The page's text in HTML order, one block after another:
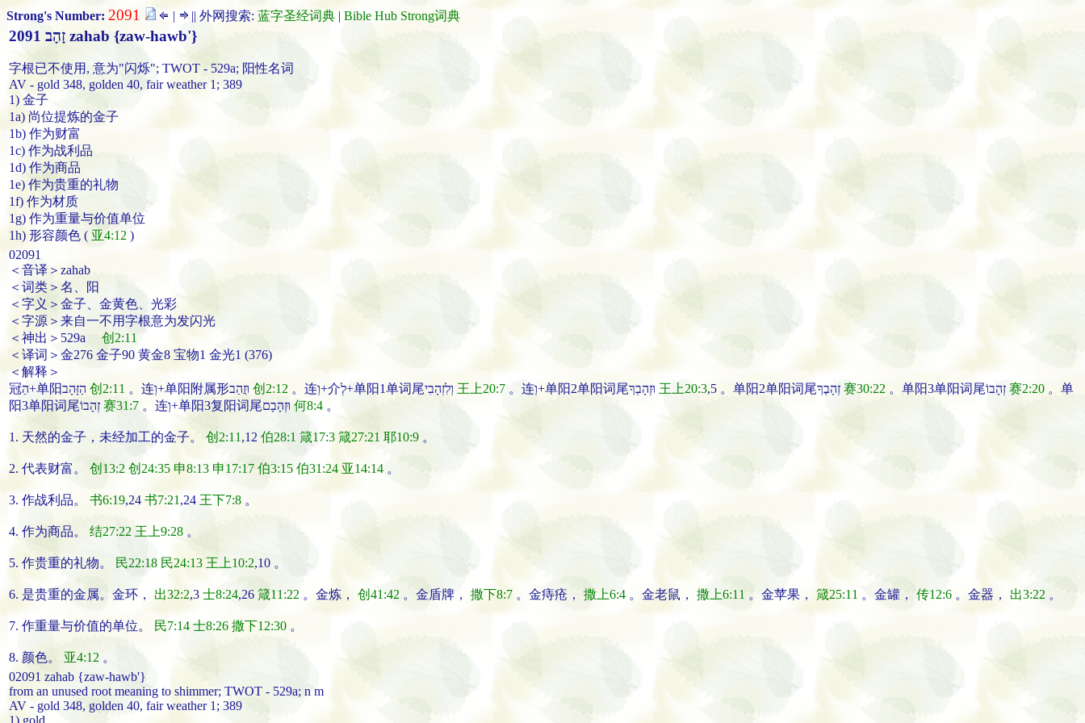
Strong's Number: 2091 | || 外网搜索: 蓝字圣经词典 | Bible Hub Strong词典
2091 זָהָב zahab {zaw-hawb'}
字根已不使用, 意为"闪烁"; TWOT - 529a; 阳性名词
AV - gold 348, golden 40, fair weather 1; 389
1) 金子
1a) 尚位提炼的金子
1b) 作为财富
1c) 作为战利品
1d) 作为商品
1e) 作为贵重的礼物
1f) 作为材质
1g) 作为重量与价值单位
1h) 形容颜色 ( 亚4:12 )
02091
＜音译＞zahab
＜词类＞名、阳
＜字义＞金子、金黄色、光彩
＜字源＞来自一不用字根意为发闪光
＜神出＞529a 创2:11
＜译词＞金276 金子90 黄金8 宝物1 金光1 (376)
＜解释＞
创2:11 创2:12 王上20:7 王上20:3 赛30:22 赛2:20 。单
赛31:7 何8:4 。
1. 天然的金子 ，未经加工的金子。 创2:11 ,12 伯28:1 箴17:3 箴27:21 耶10:9 。
2. 代表财富。 创13:2 创24:35 申8:13 申17:17 伯3:15 伯31:24 亚14:14 。
3. 作战利品。 书6:19,24 书7:21 ,24 王下7:8 。
4. 作为商品。 结27:22 王上9:28 。
5. 作贵重的礼物。 民22:18 民24:13 王上10:2,10 。
6. 是贵重的金属。 金环 ， 出32:2,3 士8:24,26 箴11:22 。 金炼 ， 创41:42 。 金盾牌 ， 撒下8:7 。 金痔疮 ， 撒上6:4 。 金老鼠 ， 撒上6:11 。 金苹果 ， 箴25:11 。 金罐 ， 传12:6 。 金器 ， 出3:22 。
7. 作重量与价值的单位。 民7:14 士8:26 撒下12:30 。
8. 颜色。 亚4:12 。
02091 zahab {zaw-hawb'}
from an unused root meaning to shimmer; TWOT - 529a; n m
AV - gold 348, golden 40, fair weather 1; 389
1) gold